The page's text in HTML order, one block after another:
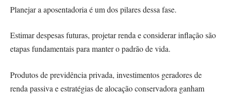
Planejar a aposentadoria é um dos pilares dessa fase.
Estimar despesas futuras, projetar renda e considerar inflação são
etapas fundamentais para manter o padrão de vida.
Produtos de previdência privada, investimentos geradores de
renda passiva e estratégias de alocação conservadora ganham